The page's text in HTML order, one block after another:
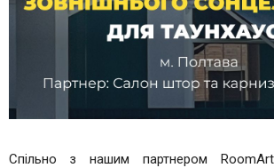
Спільно з нашим партнером